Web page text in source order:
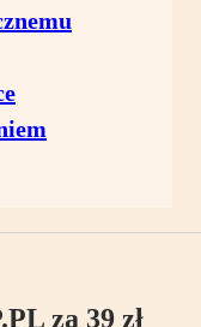
za 39 zł